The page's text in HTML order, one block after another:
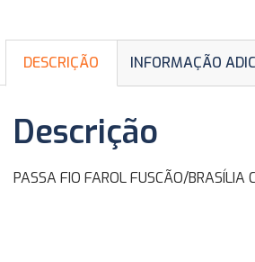
DESCRIÇÃO INFORMAÇÃO
Descrição
PASSA FIO FAROL FUSCÃO/